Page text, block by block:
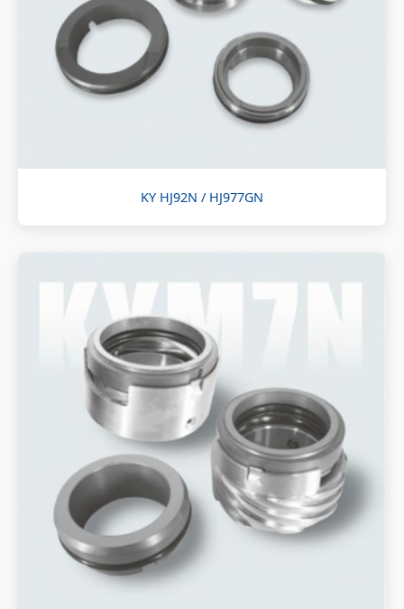
KY HJ92N / HJ977GN